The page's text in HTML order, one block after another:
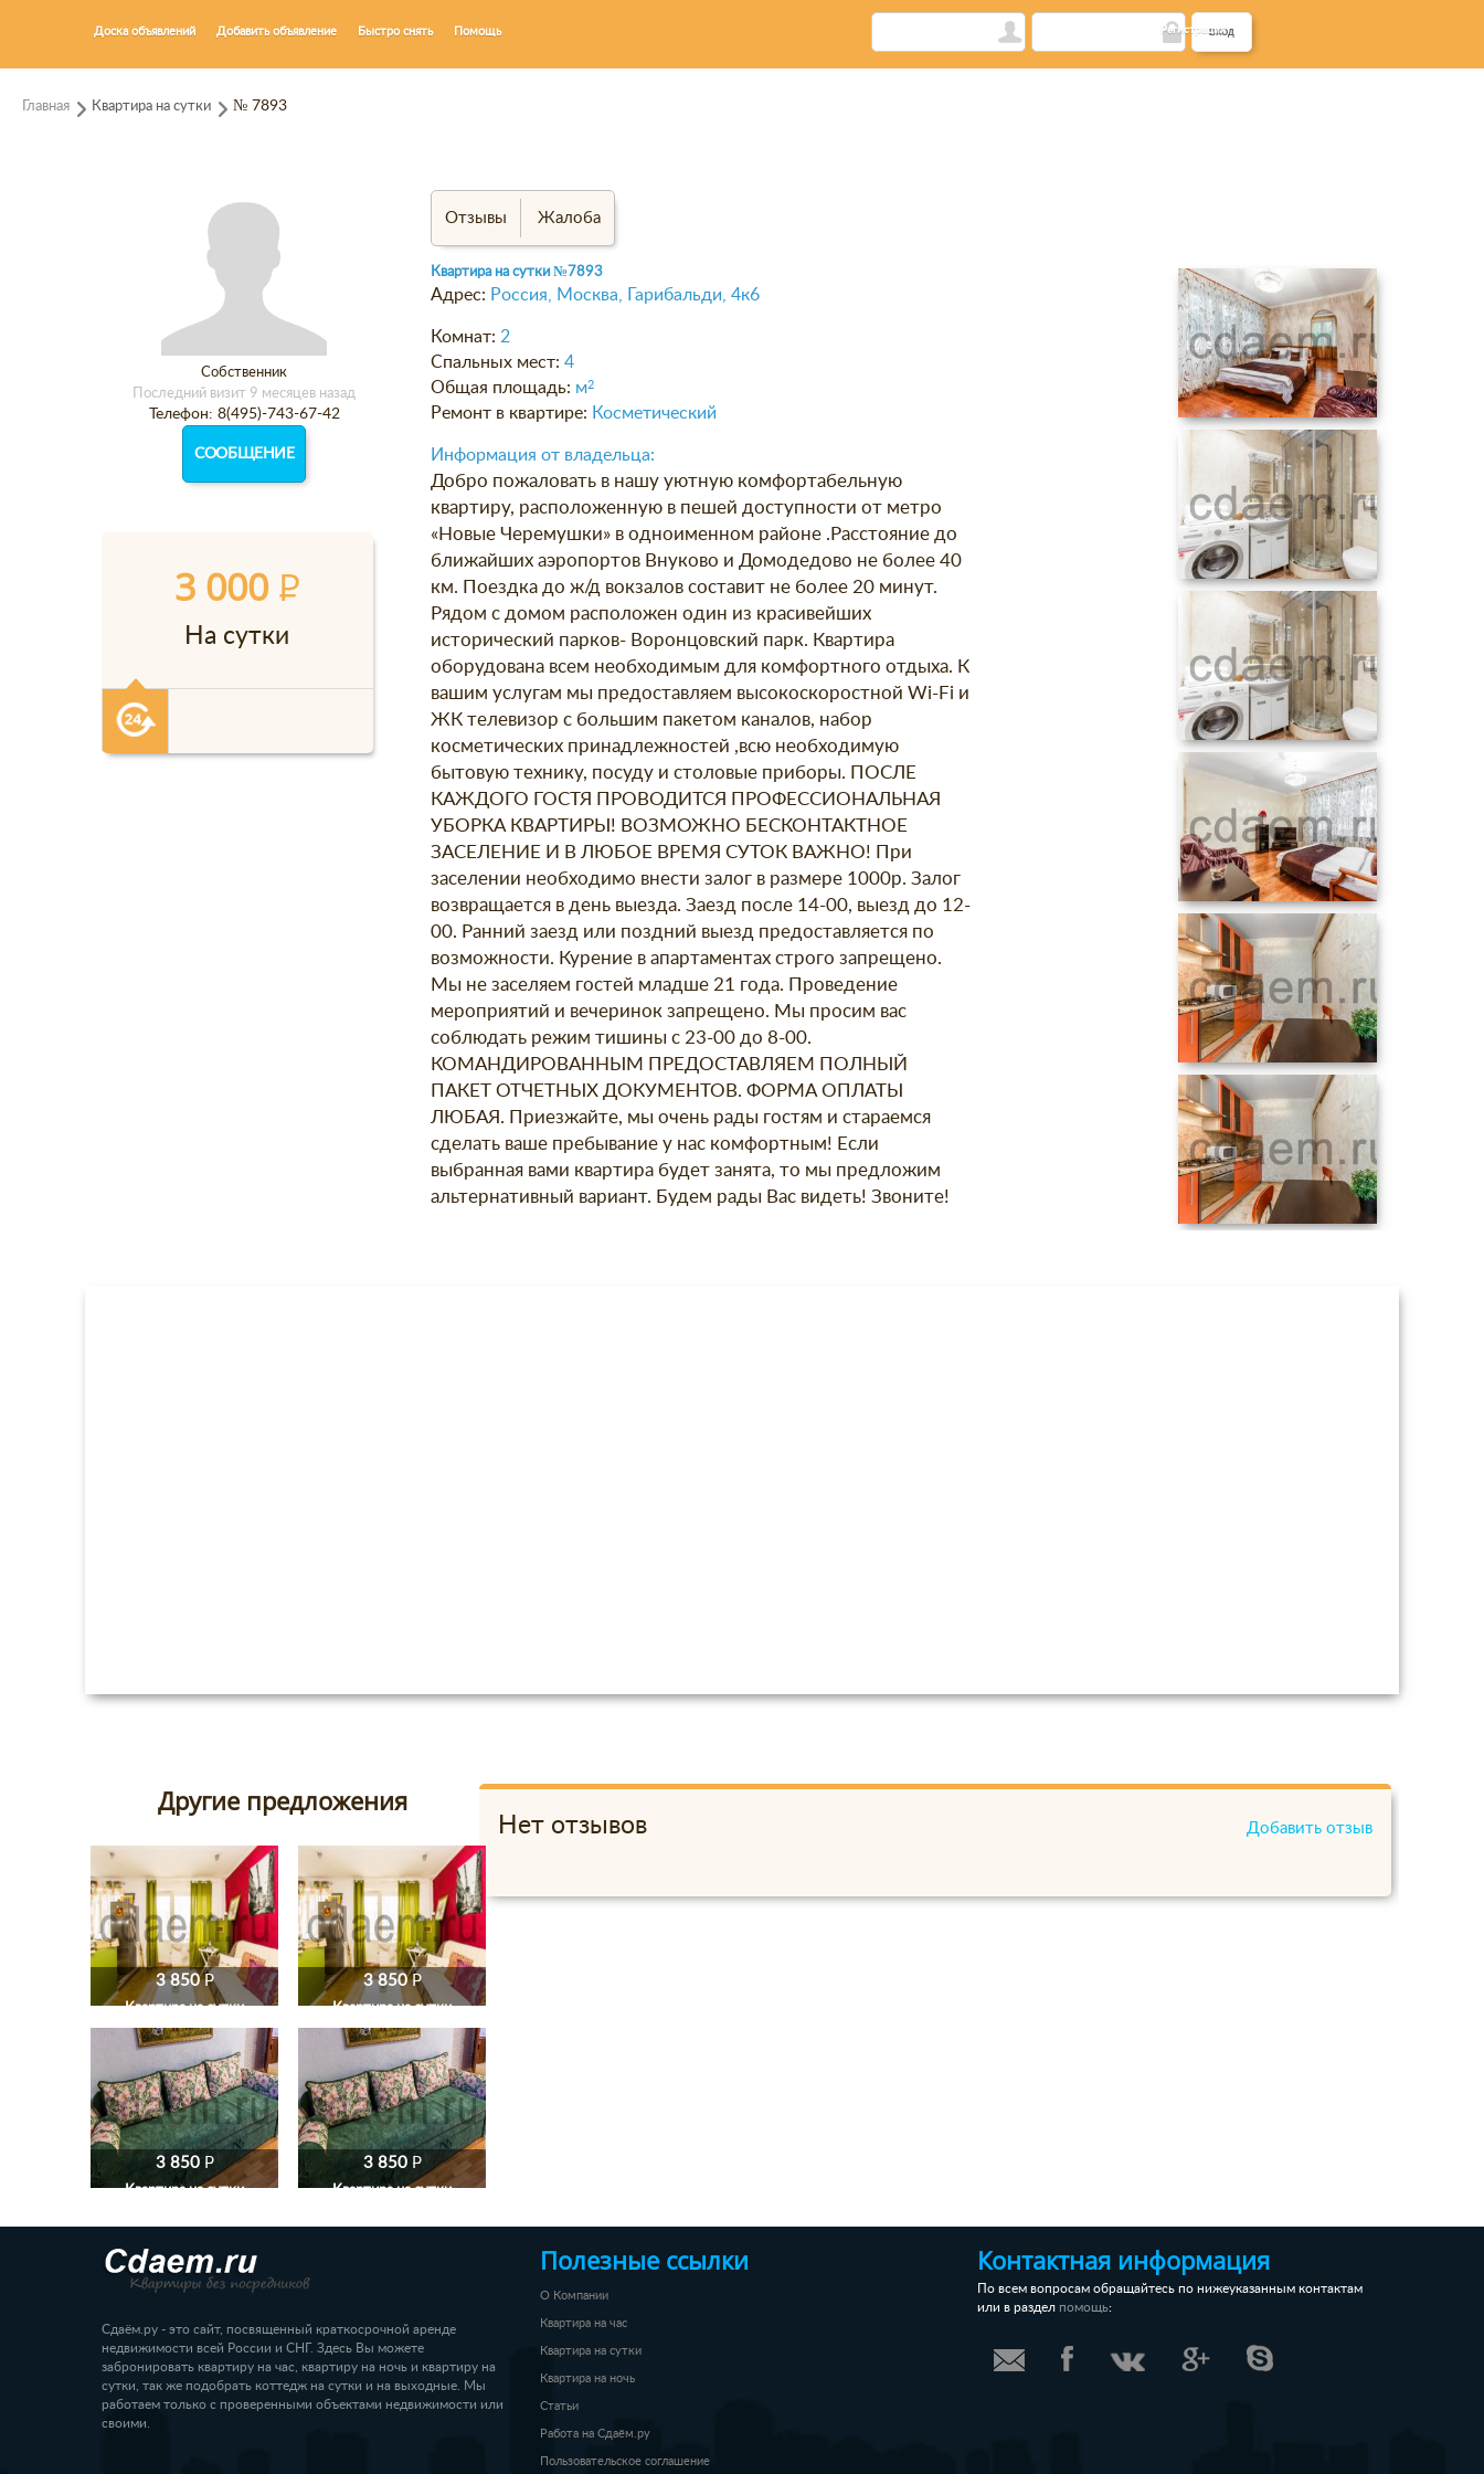
Доска объявлений Добавить объявление Быстро снять Помощь Регистрация
Главная Квартира на сутки № 7893
Собственник
Последний визит 9 месяцев назад
Телефон: 8(495)-743-67-42
СООБЩЕНИЕ
3 000P
На сутки
Отзывы Жалоба
Квартира на сутки №7893
Адрес: Россия, Москва, Гарибальди, 4к6
Комнат: 2
Спальных мест: 4
Общая площадь: м2
Ремонт в квартире: Косметический
Информация от владельца:
Добро пожаловать в нашу уютную комфортабельную
квартиру, расположенную в пешей доступности от метро
«Новые Черемушки» в одноименном районе .Расстояние до
ближайших аэропортов Внуково и Домодедово не более 40
км. Поездка до ж/д вокзалов составит не более 20 минут.
Рядом с домом расположен один из красивейших
исторический парков- Воронцовский парк. Квартира
оборудована всем необходимым для комфортного отдыха. К
вашим услугам мы предоставляем высокоскоростной Wi-Fi и
ЖК телевизор с большим пакетом каналов, набор
косметических принадлежностей ,всю необходимую
бытовую технику, посуду и столовые приборы. ПОСЛЕ
КАЖДОГО ГОСТЯ ПРОВОДИТСЯ ПРОФЕССИОНАЛЬНАЯ
УБОРКА КВАРТИРЫ! ВОЗМОЖНО БЕСКОНТАКТНОЕ
ЗАСЕЛЕНИЕ И В ЛЮБОЕ ВРЕМЯ СУТОК ВАЖНО! При
заселении необходимо внести залог в размере 1000р. Залог
возвращается в день выезда. Заезд после 14-00, выезд до 12-
00. Ранний заезд или поздний выезд предоставляется по
возможности. Курение в апартаментах строго запрещено.
Мы не заселяем гостей младше 21 года. Проведение
мероприятий и вечеринок запрещено. Мы просим вас
соблюдать режим тишины с 23-00 до 8-00.
КОМАНДИРОВАННЫМ ПРЕДОСТАВЛЯЕМ ПОЛНЫЙ
ПАКЕТ ОТЧЕТНЫХ ДОКУМЕНТОВ. ФОРМА ОПЛАТЫ
ЛЮБАЯ. Приезжайте, мы очень рады гостям и стараемся
сделать ваше пребывание у нас комфортным! Если
выбранная вами квартира будет занята, то мы предложим
альтернативный вариант. Будем рады Вас видеть! Звоните!
Другие предложения
3 850P
Квартира на сутки
3 850P
Квартира на сутки
3 850 P
Квартира на сутки
3 850 P
Квартира на сутки
Нет отзывов Добавить отзыв
Сдаём.ру - это сайт, посвященный краткосрочной аренде
недвижимости всей России и СНГ. Здесь Вы можете
забронировать квартиру на час, квартиру на ночь и квартиру на
сутки, так же подобрать коттедж на сутки и на выходные. Мы
работаем только с проверенными объектами недвижимости или
своими.
Полезные ссылки
О Компании
Квартира на час
Квартира на сутки
Квартира на ночь
Статьи
Работа на Сдаём.ру
Пользовательское соглашение
Контактная информация
По всем вопросам обращайтесь по нижеуказанным контактам
или в раздел помощь: